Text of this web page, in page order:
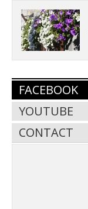
FACEBOOK
YOUTUBE
CONTACT